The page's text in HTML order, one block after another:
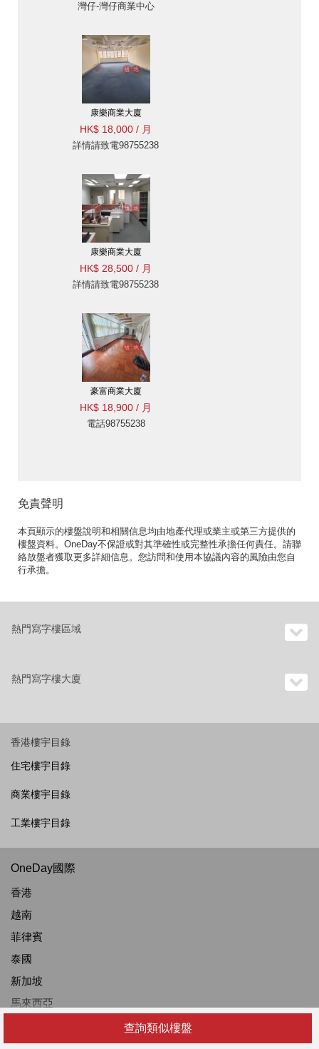
查詢類似樓盤
灣仔-灣仔商業中心
康樂商業大廈
HK$ 18,000 / 月
詳情請致電98755238
康樂商業大廈
HK$ 28,500 / 月
詳情請致電98755238
豪富商業大廈
HK$ 18,900 / 月
電話98755238
免責聲明
本頁顯示的樓盤說明和相關信息均由地產代理或業主或第三方提供的
樓盤資料。OneDay不保證或對其準確性或完整性承擔任何責任。請聯
絡放盤者獲取更多詳細信息。您訪問和使用本協議內容的風險由您自
行承擔。
熱門寫字樓區域
熱門寫字樓大廈
香港樓宇目錄
住宅樓宇目錄
商業樓宇目錄
工業樓宇目錄
OneDay國際
香港
越南
菲律賓
泰國
新加坡
馬來西亞